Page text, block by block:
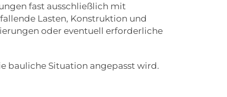
fast ausschließlich mit
Lasten, Konstruktion und
oder eventuell erforderliche
bauliche Situation angepasst wird.